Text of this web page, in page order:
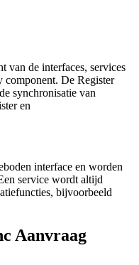
van de interfaces, services
component. De Register
synchronisatie van
en
interface en worden
service wordt altijd
bijvoorbeeld
Aanvraag